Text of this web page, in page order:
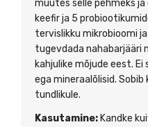
muutes selle pehmeks
keefir ja 5
tervislikku mikrobioomi
tugevdada nahabarjääri
kahjulike mõjude eest. Ei
ega mineraalõlisid.
tundlikule.
Kasutamine: Kandke